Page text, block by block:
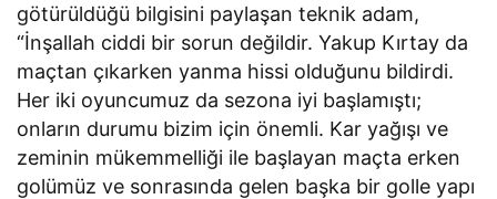
götürüldüğü bilgisini paylaşan teknik adam,
“İnşallah ciddi bir sorun değildir. Yakup Kırtay da
maçtan çıkarken yanma hissi olduğunu bildirdi.
Her iki oyuncumuz da sezona iyi başlamıştı;
onların durumu bizim için önemli. Kar yağışı ve
zeminin mükemmelliği ile başlayan maçta erken
golümüz ve sonrasında gelen başka bir golle yapı